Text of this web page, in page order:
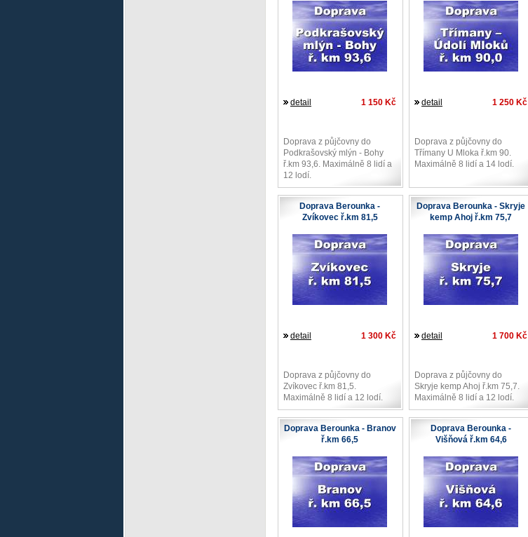
1 150 Kč
detail 1 250 Kč
detail
Doprava z půjčovny do
Podkrašovský mlýn - Bohy
ř.km 93,6. Maximálně 8 lidí a
12 lodí.
Doprava z půjčovny do
Třímany U Mloka ř.km 90.
Maximálně 8 lidí a 14 lodí.
Doprava Berounka -
Zvíkovec ř.km 81,5
Doprava Berounka - Skryje
kemp Ahoj ř.km 75,7
1 300 Kč
detail 1 700 Kč
detail
Doprava z půjčovny do
Zvíkovec ř.km 81,5.
Maximálně 8 lidí a 12 lodí.
Doprava z půjčovny do
Skryje kemp Ahoj ř.km 75,7.
Maximálně 8 lidí a 12 lodí.
Doprava Berounka - Branov
ř.km 66,5
Doprava Berounka -
Višňová ř.km 64,6